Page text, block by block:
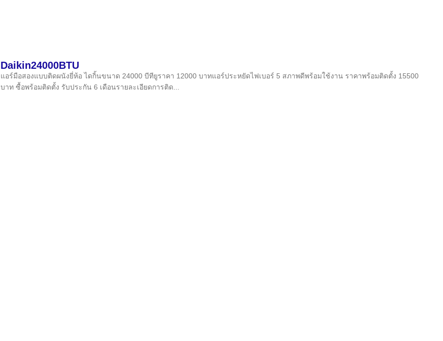
Daikin24000BTU
แอร์มือสองแบบติดผนังยี่ห้อ ไดกิ้นขนาด 24000 บีทียูราคา 12000 บาทแอร์ประหยัดไฟเบอร์ 5 สภาพดีพร้อมใช้งาน ราคาพร้อมติดตั้ง 15500
บาท ซื้อพร้อมติดตั้ง รับประกัน 6 เดือนรายละเอียดการติด...